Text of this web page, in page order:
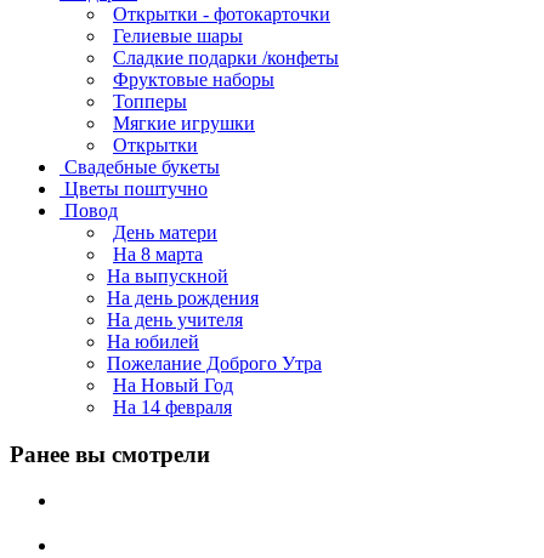
Открытки - фотокарточки
Гелиевые шары
Сладкие подарки /конфеты
Фруктовые наборы
Топперы
Мягкие игрушки
Открытки
Свадебные букеты
Цветы поштучно
Повод
День матери
На 8 марта
На выпускной
На день рождения
На день учителя
На юбилей
Пожелание Доброго Утра
На Новый Год
На 14 февраля
Ранее вы смотрели